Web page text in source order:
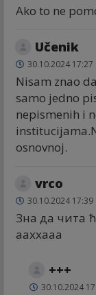
Ako to ne
Učenik
30.10.2024 17:27
Nisam znao
samo jedno
nepismenih i
osnovnoj.
vrco
30.10.2024 17:39
Зна да чита
ааххааа
+++
30.10.2024